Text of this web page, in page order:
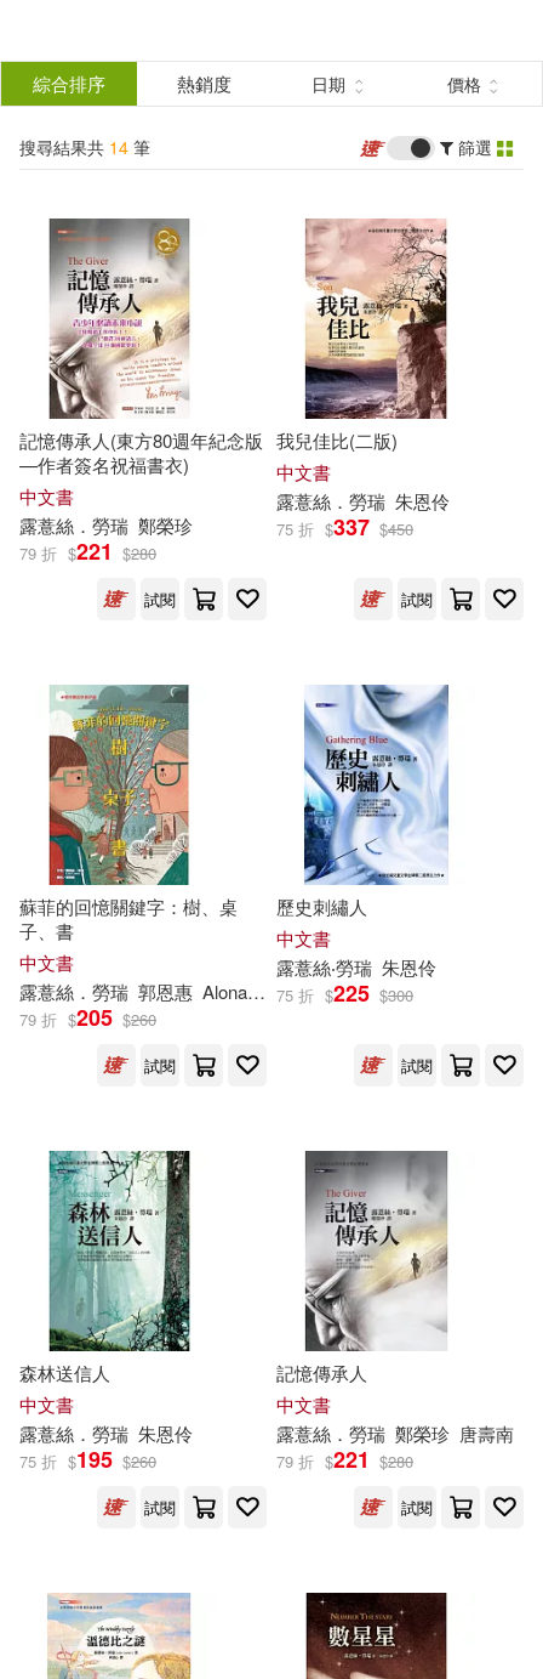
結
分類 (單選)
所有商品(14) 圖書(14)
作者 (可複選)
露薏絲．勞瑞(10)
露薏絲‧勞瑞(4)
克比．萊森(1)
凱特．狄卡密歐(1)
南茜．法墨(1)
貞妮佛‧邱丹柯(1)
出版社 (可複選)
台灣東方(14)
(可複選)
可海外宅配(14)
可港澳店取(12)
可新加坡店取(12)
可菲律賓店取(12)
現在可購買商品(10)
綜合排序 熱銷度 日期 價格
搜尋結果共 14 筆 篩選
記憶傳承人(東方80週年紀念版
—作者簽名祝福書衣)
中文書
露薏絲 ． 勞瑞 鄭榮珍
79 折 $221 $280
試閱
我兒佳比(二版)
中文書
露薏絲 ． 勞瑞 朱恩伶
75 折 $337 $450
試閱
蘇菲的回憶關鍵字：樹、桌
子、書
中文書
露薏絲 ． 勞瑞 郭恩惠 Alona Millgram
79 折 $205 $260
試閱
歷史刺繡人
中文書
露薏絲‧勞瑞 朱恩伶
75 折 $225 $300
試閱
森林送信人
中文書
露薏絲 ． 勞瑞 朱恩伶
75 折 $195 $260
試閱
記憶傳承人
中文書
露薏絲 ． 勞瑞 鄭榮珍 唐壽南
79 折 $221 $280
試閱